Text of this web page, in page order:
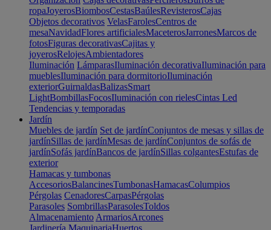
ropaJoyerosBiombosCestasBaúlesRevisterosCajas
Objetos decorativos VelasFarolesCentros de
mesaNavidadFlores artificialesMaceterosJarronesMarcos de
fotosFiguras decorativasCajitas y
joyerosRelojesAmbientadores
Iluminación LámparasIluminación decorativaIluminación para
mueblesIluminación para dormitorioIluminación
exteriorGuirnaldasBalizasSmart
LightBombillasFocosIluminación con rielesCintas Led
Tendencias y temporadas
Jardín
Muebles de jardín Set de jardínConjuntos de mesas y sillas de
jardínSillas de jardínMesas de jardínConjuntos de sofás de
jardínSofás jardínBancos de jardínSillas colgantesEstufas de
exterior
Hamacas y tumbonas
AccesoriosBalancinesTumbonasHamacasColumpios
Pérgolas CenadoresCarpasPérgolas
Parasoles SombrillasParasolesToldos
Almacenamiento ArmariosArcones
Jardinería MaquinariaHuertos